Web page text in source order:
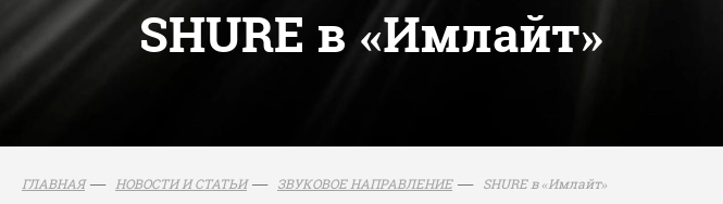
SHURE в «Имлайт»
ГЛАВНАЯ НОВОСТИ И СТАТЬИ ЗВУКОВОЕ НАПРАВЛЕНИЕ SHURE в «Имлайт»